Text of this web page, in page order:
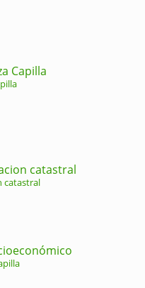
Capilla
catastral
catastral